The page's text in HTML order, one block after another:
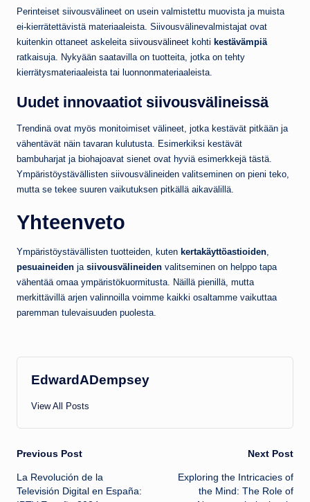
Perinteiset siivousvälineet on usein valmistettu muovista ja muista
ei-kierrätettävistä materiaaleista. Siivousvälinevalmistajat ovat
kuitenkin ottaneet askeleita siivousvälineet kohti kestävämpiä
ratkaisuja. Nykyään saatavilla on tuotteita, jotka on tehty
kierrätysmateriaaleista tai luonnonmateriaaleista.
Uudet innovaatiot siivousvälineissä
Trendinä ovat myös monitoimiset välineet, jotka kestävät pitkään ja
vähentävät näin tavaran kulutusta. Esimerkiksi kestävät
bambuharjat ja biohajoavat sienet ovat hyviä esimerkkejä tästä.
Ympäristöystävällisten siivousvälineiden valitseminen on pieni teko,
mutta se tekee suuren vaikutuksen pitkällä aikavälillä.
Yhteenveto
Ympäristöystävällisten tuotteiden, kuten kertakäyttöastioiden,
pesuaineiden ja siivousvälineiden valitseminen on helppo tapa
vähentää omaa ympäristökuormitusta. Näillä pienillä, mutta
merkittävillä arjen valinnoilla voimme kaikki osaltamme vaikuttaa
paremman tulevaisuuden puolesta.
EdwardADempsey
View All Posts
Post
navigation
Previous Post
La Revolución de la
Televisión Digital en España:
Next Post
Exploring the Intricacies of
the Mind: The Role of